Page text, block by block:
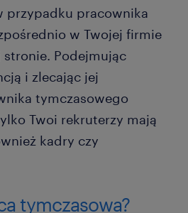
przypadku pracownika
w Twojej firmie
stronie. Podejmując
i zlecając jej
tymczasowego
Twoi rekruterzy mają
kadry czy
tymczasowa?